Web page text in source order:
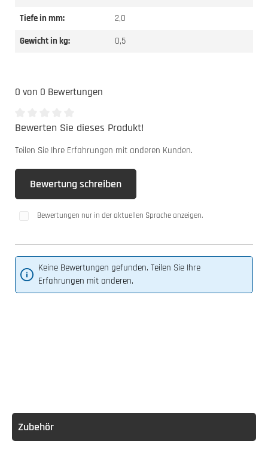
Tiefe in mm:
2,0
Gewicht in kg:
0,5
0 von 0 Bewertungen
Durchschnittliche Bewertung von 0 von 5 Sternen
Bewerten Sie dieses Produkt!
Teilen Sie Ihre Erfahrungen mit anderen Kunden.
Bewertung schreiben
Bewertungen nur in der aktuellen Sprache anzeigen.
Keine Bewertungen gefunden. Teilen Sie Ihre
Erfahrungen mit anderen.
Zubehör